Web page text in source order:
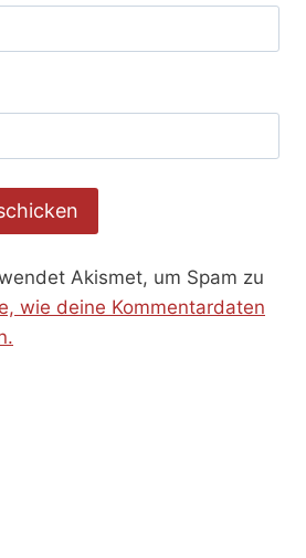
Akismet, um Spam zu
wie deine Kommentardaten